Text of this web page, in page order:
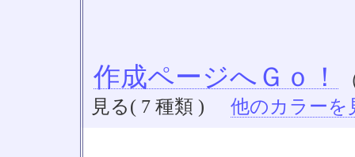
作成ページへＧｏ！
見る( 7 種類 )
他のカラーを